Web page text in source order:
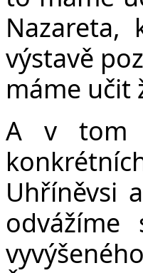
výstavě
máme učit
A v tom
Uhříněvsi